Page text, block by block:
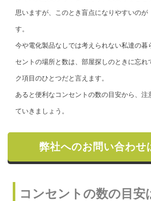
思いますが、このとき盲点になりやすいのが
す。
今や電化製品なしでは考えられない私達の暮
セントの場所と数は、部屋探しのときに忘れ
ク項目のひとつだと言えます。
あると便利なコンセントの数の目安から、注
ていきましょう。
弊社へのお問い合わせ
コンセントの数の目安